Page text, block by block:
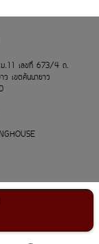
.11 เลขที่ 673/4 ถ.
ว เขตคันนายาว